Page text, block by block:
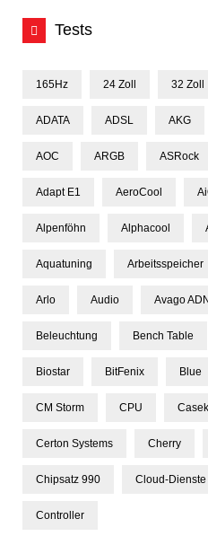
Tests
165Hz 24 Zoll 32 Zoll
ADATA ADSL AKG
AOC ARGB ASRock
Adapt E1 AeroCool
Alpenföhn Alphacool
Aquatuning Arbeitsspeicher
Arlo Audio Avago
Beleuchtung Bench Table
Biostar BitFenix Blue
CM Storm CPU
Certon Systems Cherry
Chipsatz 990 Cloud-Dienste
Controller